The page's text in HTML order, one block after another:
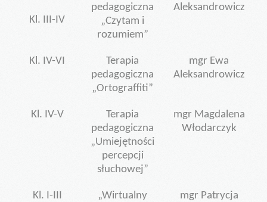
Kl. III-IV
pedagogiczna
„Czytam i
rozumiem”
Aleksandrowicz
Kl. IV-VI
Terapia
pedagogiczna
„Ortograffiti”
mgr Ewa
Aleksandrowicz
Kl. IV-V
Terapia
pedagogiczna
„Umiejętności
percepcji
słuchowej”
mgr Magdalena
Włodarczyk
Kl. I-III
„Wirtualny
mgr Patrycja